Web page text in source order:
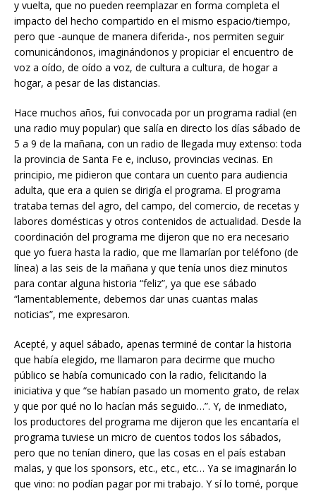
y vuelta, que no pueden reemplazar en forma completa el
impacto del hecho compartido en el mismo espacio/tiempo,
pero que -aunque de manera diferida-, nos permiten seguir
comunicándonos, imaginándonos y propiciar el encuentro de
voz a oído, de oído a voz, de cultura a cultura, de hogar a
hogar, a pesar de las distancias.
Hace muchos años, fui convocada por un programa radial (en
una radio muy popular) que salía en directo los días sábado de
5 a 9 de la mañana, con un radio de llegada muy extenso: toda
la provincia de Santa Fe e, incluso, provincias vecinas. En
principio, me pidieron que contara un cuento para audiencia
adulta, que era a quien se dirigía el programa. El programa
trataba temas del agro, del campo, del comercio, de recetas y
labores domésticas y otros contenidos de actualidad. Desde la
coordinación del programa me dijeron que no era necesario
que yo fuera hasta la radio, que me llamarían por teléfono (de
línea) a las seis de la mañana y que tenía unos diez minutos
para contar alguna historia “feliz”, ya que ese sábado
“lamentablemente, debemos dar unas cuantas malas
noticias”, me expresaron.
Acepté, y aquel sábado, apenas terminé de contar la historia
que había elegido, me llamaron para decirme que mucho
público se había comunicado con la radio, felicitando la
iniciativa y que “se habían pasado un momento grato, de relax
y que por qué no lo hacían más seguido…”. Y, de inmediato,
los productores del programa me dijeron que les encantaría el
programa tuviese un micro de cuentos todos los sábados,
pero que no tenían dinero, que las cosas en el país estaban
malas, y que los sponsors, etc., etc., etc… Ya se imaginarán lo
que vino: no podían pagar por mi trabajo. Y sí lo tomé, porque